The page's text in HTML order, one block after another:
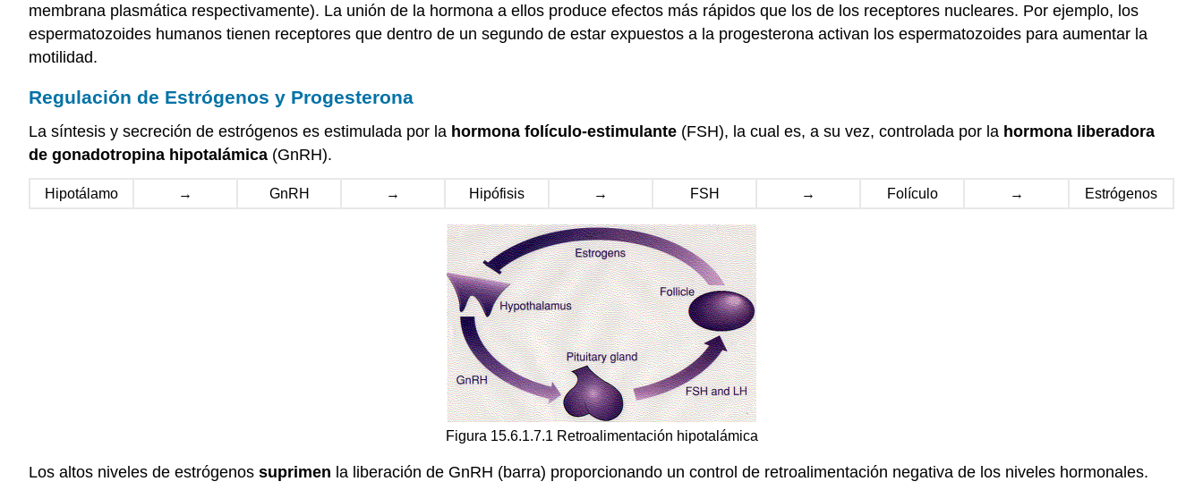
membrana plasmática respectivamente). La unión de la hormona a ellos produce efectos más rápidos que los de los receptores nucleares. Por ejemplo, los
espermatozoides humanos tienen receptores que dentro de un segundo de estar expuestos a la progesterona activan los espermatozoides para aumentar la
motilidad.
Regulación de Estrógenos y Progesterona
La síntesis y secreción de estrógenos es estimulada por la hormona folículo-estimulante (FSH), la cual es, a su vez, controlada por la hormona liberadora
de gonadotropina hipotalámica (GnRH).
Hipotálamo → GnRH → Hipófisis → FSH → Folículo → Estrógenos
Figura 15.6.1.7.1 Retroalimentación hipotalámica
Los altos niveles de estrógenos suprimen la liberación de GnRH (barra) proporcionando un control de retroalimentación negativa de los niveles hormonales.